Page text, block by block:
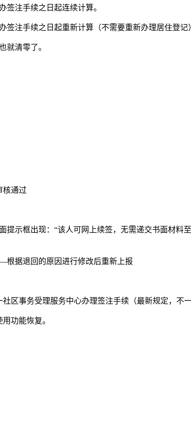
签注手续之日起连续计算。
注手续之日起重新计算（不需要重新办理居住登记
就清零了。
核通过
示框出现：“该人可网上续签，无需递交书面材料
据退回的原因进行修改后重新上报
区事务受理服务中心办理签注手续（最新规定，不
功能恢复。